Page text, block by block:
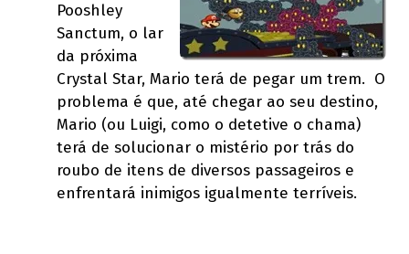
Pooshley
Sanctum, o lar
da próxima
Crystal Star, Mario terá de pegar um trem. O
problema é que, até chegar ao seu destino,
Mario (ou Luigi, como o detetive o chama)
terá de solucionar o mistério por trás do
roubo de itens de diversos passageiros e
enfrentará inimigos igualmente terríveis.